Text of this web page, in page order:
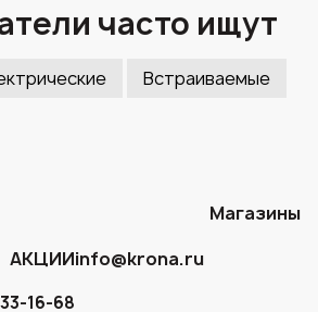
часто ищут
Встраиваемые
Магазины
АКЦИИinfo@krona.ru
16-68